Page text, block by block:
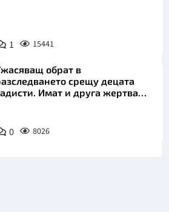
1 15441
обрат в
срещу децата
Имат и друга жертва
0 8026